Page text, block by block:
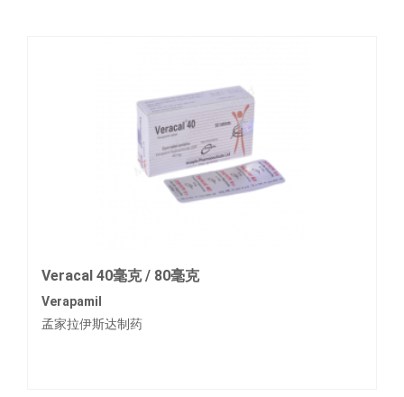
Veracal 40毫克 / 80毫克
Verapamil
孟家拉伊斯达制药